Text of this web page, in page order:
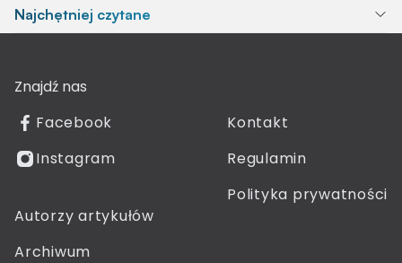
Najchętniej czytane
Znajdź nas
Facebook
Instagram
Kontakt
Regulamin
Polityka prywatności
Autorzy artykułów
Archiwum